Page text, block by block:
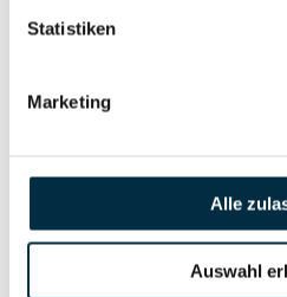
Statistiken
Marketing
Alle
Auswahl
Unternehmensnetzwerk
Wirtschaftlich
Berechtigten Pfad